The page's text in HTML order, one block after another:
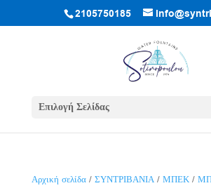
2105750185
Επιλογή Σελίδας
Αρχική σελίδα/ ΣΥΝΤΡΙΒΑΝΙΑ/ ΜΠΕΚ/